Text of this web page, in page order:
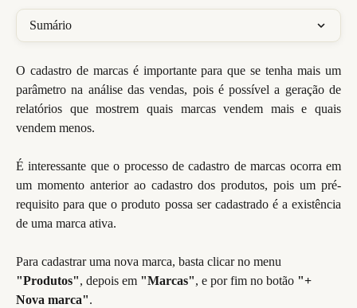
Sumário
O cadastro de marcas é importante para que se tenha mais um
parâmetro na análise das vendas, pois é possível a geração de
relatórios que mostrem quais marcas vendem mais e quais
vendem menos.
É interessante que o processo de cadastro de marcas ocorra em
um momento anterior ao cadastro dos produtos, pois um pré-
requisito para que o produto possa ser cadastrado é a existência
de uma marca ativa.
Para cadastrar uma nova marca, basta clicar no menu
"Produtos", depois em "Marcas", e por fim no botão "+
Nova marca".